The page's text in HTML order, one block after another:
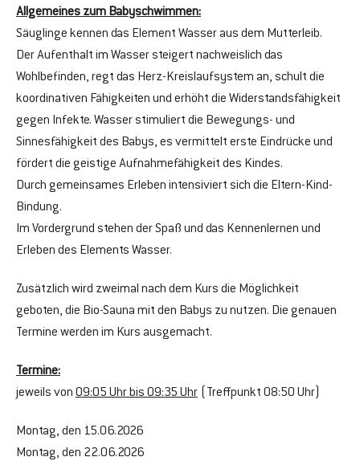
Allgemeines zum Babyschwimmen:
Säuglinge kennen das Element Wasser aus dem Mutterleib.
Der Aufenthalt im Wasser steigert nachweislich das
Wohlbefinden, regt das Herz-Kreislaufsystem an, schult die
koordinativen Fähigkeiten und erhöht die Widerstandsfähigkeit
gegen Infekte. Wasser stimuliert die Bewegungs- und
Sinnesfähigkeit des Babys, es vermittelt erste Eindrücke und
fördert die geistige Aufnahmefähigkeit des Kindes.
Durch gemeinsames Erleben intensiviert sich die Eltern-Kind-
Bindung.
Im Vordergrund stehen der Spaß und das Kennenlernen und
Erleben des Elements Wasser.
Zusätzlich wird zweimal nach dem Kurs die Möglichkeit
geboten, die Bio-Sauna mit den Babys zu nutzen. Die genauen
Termine werden im Kurs ausgemacht.
Termine:
jeweils von 09:05 Uhr bis 09:35 Uhr (Treffpunkt 08:50 Uhr)
Montag, den 15.06.2026
Montag, den 22.06.2026